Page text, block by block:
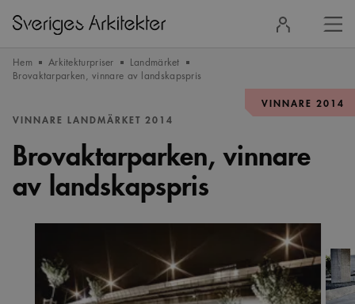
in
Hem Arkitekturpriser
Landmärket
Brovaktarparken, vinnare av landskapspris
VINNARE 2014
VINNARE LANDMÄRKET 2014
Brovaktarparken, vinnare
av landskapspris